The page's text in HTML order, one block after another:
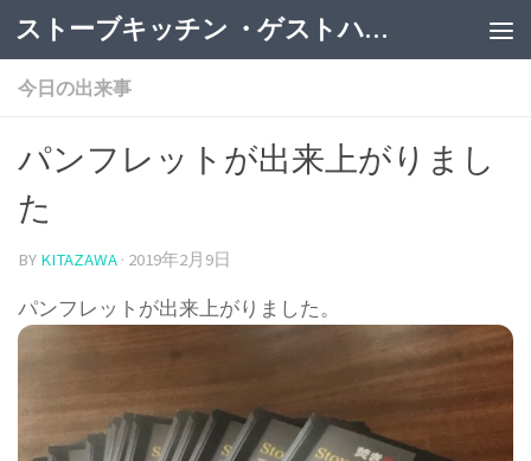
ストーブキッチン ・ゲストハウス
今日の出来事
パンフレットが出来上がりまし
た
BY KITAZAWA · 2019年2月9日
パンフレットが出来上がりました。